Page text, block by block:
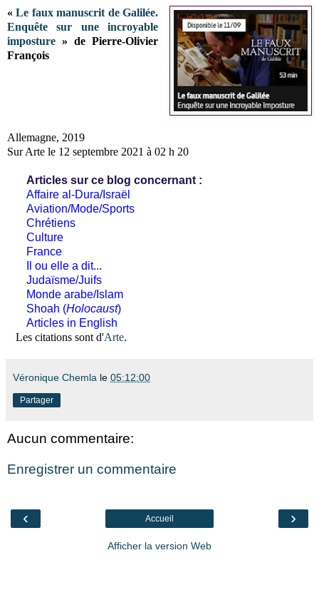
«Le faux manuscrit de Galilée.
Enquête sur une incroyable
imposture » de Pierre-Olivier
François
Allemagne, 2019
Sur Arte le 12 septembre 2021 à 02 h 20
Articles sur ce blog concernant :
Affaire al-Dura/Israël
Aviation/Mode/Sports
Chrétiens
Culture
France
Il ou elle a dit...
Judaïsme/Juifs
Monde arabe/Islam
Shoah (Holocaust)
Articles in English
Les citations sont d'Arte.
Véronique Chemla le 05:12:00
Partager
Aucun commentaire:
Enregistrer un commentaire
‹ ›
Accueil
Afficher la version Web